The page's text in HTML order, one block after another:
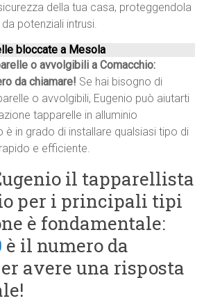
della tua casa, proteggendola
potenziali intrusi.
bloccate a Mesola
o avvolgibili a Comacchio:
da chiamare! Se hai bisogno di
o avvolgibili, Eugenio può aiutarti
tapparelle in alluminio
è in grado di installare qualsiasi tipo di
e efficiente.
il tapparellista
per i principali tipi
è fondamentale:
è il numero da
avere una risposta